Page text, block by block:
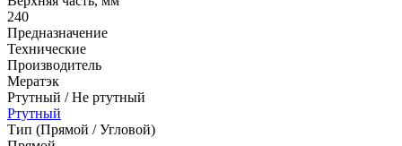
240
Предназначение
Технические
Производитель
Мератэк
Ртутный / Не ртутный
Ртутный
Тип (Прямой / Угловой)